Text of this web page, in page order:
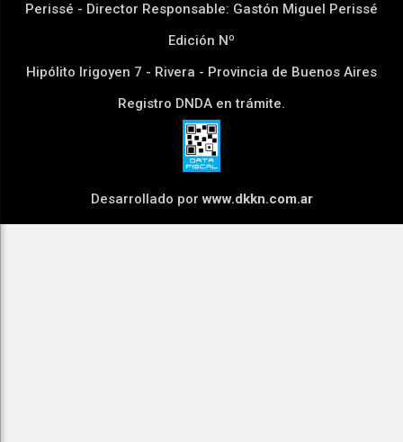
Perissé - Director Responsable: Gastón Miguel Perissé
Edición Nº
Hipólito Irigoyen 7 - Rivera - Provincia de Buenos Aires
Registro DNDA en trámite.
Desarrollado porwww.dkkn.com.ar